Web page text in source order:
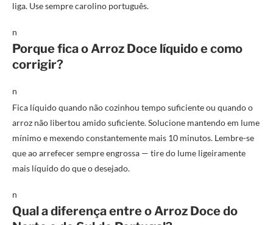
liga. Use sempre carolino português.
n
Porque fica o Arroz Doce líquido e como
corrigir?
n
Fica líquido quando não cozinhou tempo suficiente ou quando o
arroz não libertou amido suficiente. Solucione mantendo em lume
mínimo e mexendo constantemente mais 10 minutos. Lembre-se
que ao arrefecer sempre engrossa — tire do lume ligeiramente
mais líquido do que o desejado.
n
Qual a diferença entre o Arroz Doce do